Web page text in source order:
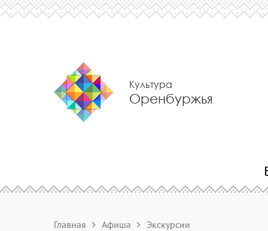
Культура
Оренбуржья
Главная Афиша Экскурсии